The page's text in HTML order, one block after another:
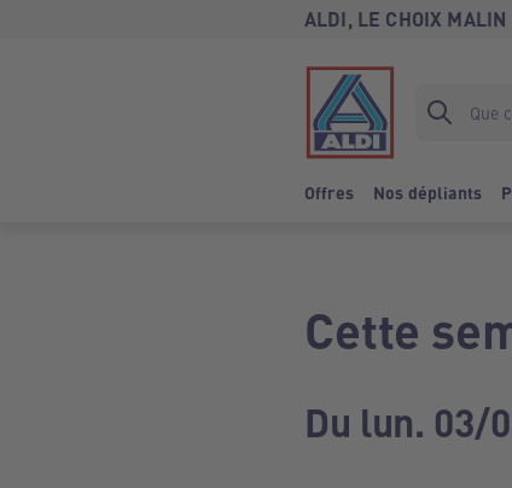
ALDI, LE CHOIX MALIN
Offres Nos dépliants
Cette
Du lun. 03/